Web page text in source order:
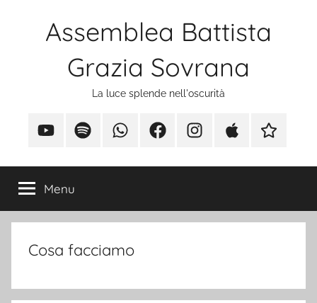
Assemblea Battista
Grazia Sovrana
La luce splende nell'oscurità
Menu
Cosa facciamo